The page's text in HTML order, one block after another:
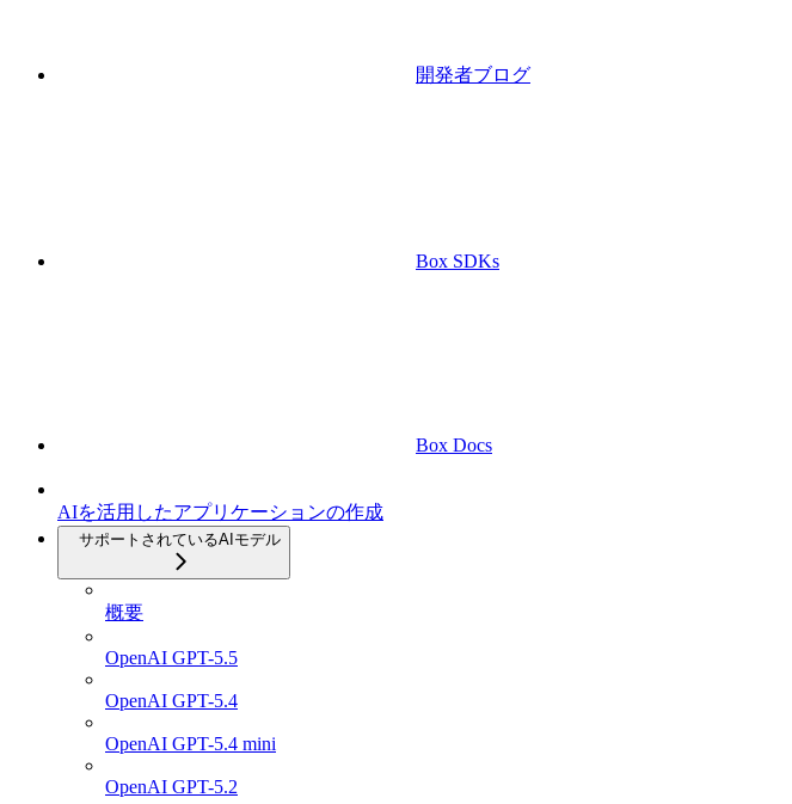
開発者ブログ
Box SDKs
Box Docs
AIを活用したアプリケーションの作成
サポートされているAIモデル
概要
OpenAI GPT-5.5
OpenAI GPT-5.4
OpenAI GPT-5.4 mini
OpenAI GPT-5.2